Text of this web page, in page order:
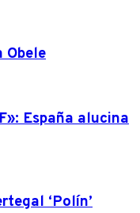
Obele
España alucina
‘Polín’